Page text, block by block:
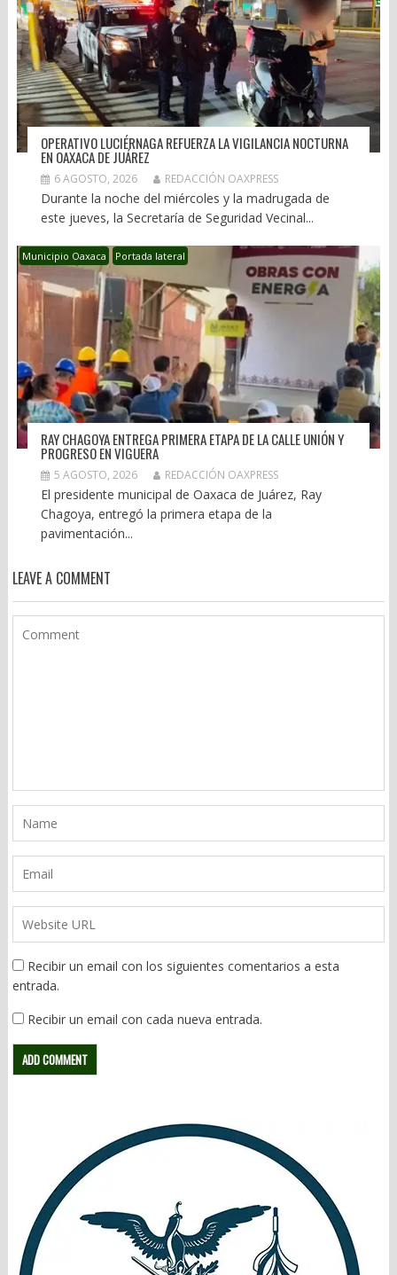
OPERATIVO LUCIÉRNAGA REFUERZA LA VIGILANCIA NOCTURNA
EN OAXACA DE JUÁREZ
6 AGOSTO, 2026 REDACCIÓN OAXPRESS
Durante la noche del miércoles y la madrugada de
este jueves, la Secretaría de Seguridad Vecinal...
Municipio Oaxaca Portada lateral
RAY CHAGOYA ENTREGA PRIMERA ETAPA DE LA CALLE UNIÓN Y
PROGRESO EN VIGUERA
5 AGOSTO, 2026 REDACCIÓN OAXPRESS
El presidente municipal de Oaxaca de Juárez, Ray
Chagoya, entregó la primera etapa de la
pavimentación...
LEAVE A COMMENT
Recibir un email con los siguientes comentarios a esta
entrada.
Recibir un email con cada nueva entrada.